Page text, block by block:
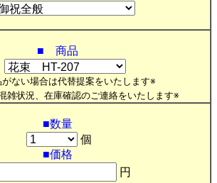
■ 商品
ない場合は代替提案をいたします※
雑状況、在庫確認のご連絡をいたします※
■数量
個
■価格
円